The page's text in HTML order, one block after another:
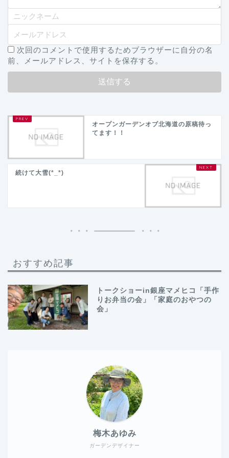
次回のコメントで使用するためブラウザーに自分の名
前、メールアドレス、サイトを保存する。
オープンガーデンオブ北海道の原稿待っ
てます！！
続けて大雪(*_*)
おすすめ記事
トークショーin銀座マメヒコ「手作
りお弁当の会」「家庭のおやつの
会」
ガーデンデザイナー
梅木あゆみ